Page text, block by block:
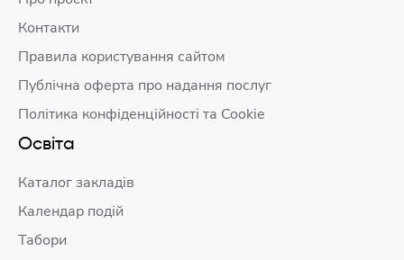
Контакти
Правила користування сайтом
Публічна оферта про надання послуг
Політика конфіденційності та Cookie
Освіта
Каталог закладів
Календар подій
Табори